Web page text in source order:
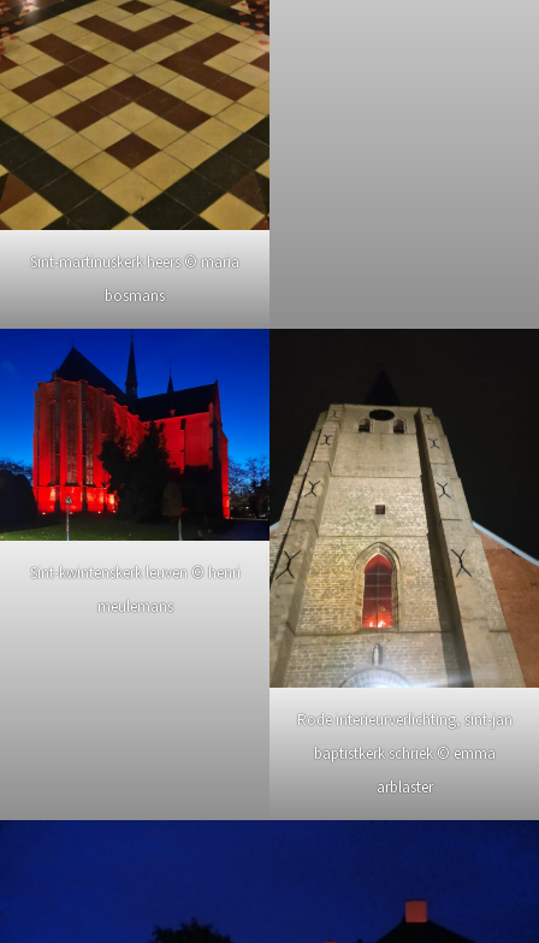
Sint-martinuskerk heers © maria
bosmans
Sint-kwintenskerk leuven © henri
meulemans
Rode interieurverlichting, sint-jan
baptistkerk schriek © emma
arblaster